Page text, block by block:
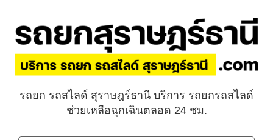
รถยก รถสไลด์ สุราษฎร์ธานี บริการ รถยกรถสไลด์
ช่วยเหลือฉุกเฉินตลอด 24 ชม.